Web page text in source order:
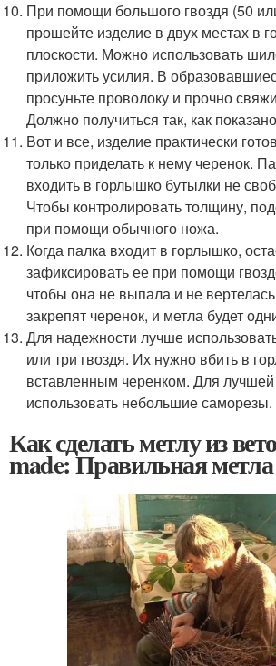
При помощи большого гвоздя (50
прошейте изделие в двух местах в
плоскости. Можно использовать
приложить усилия. В
просуньте проволоку и прочно
Должно получиться так, как
Вот и все, изделие практически
только приделать к нему черенок.
входить в горлышко бутылки не
Чтобы контролировать толщину,
при помощи обычного ножа.
Когда палка входит в горлышко,
зафиксировать ее при помощи
чтобы она не выпала и не
закрепят черенок, и метла будет
Для надежности лучше
или три гвоздя. Их нужно вбить в
вставленным черенком. Для
использовать небольшие саморезы.
Как сделать метлу из
made: Правильная метла